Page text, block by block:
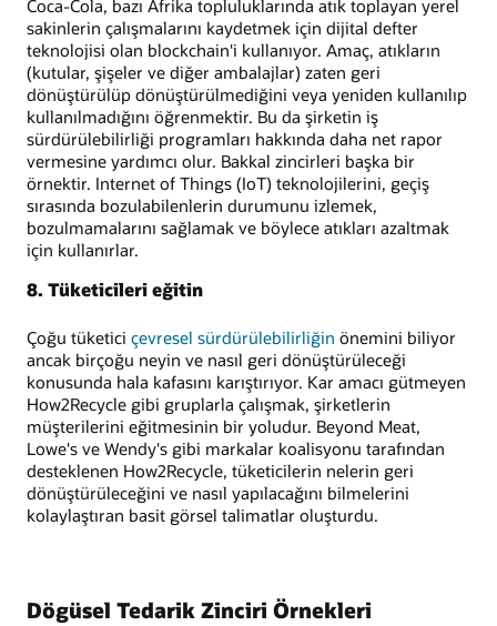
Coca-Cola, bazı Afrika topluluklarında atık toplayan yerel
sakinlerin çalışmalarını kaydetmek için dijital defter
teknolojisi olan blockchain'i kullanıyor. Amaç, atıkların
(kutular, şişeler ve diğer ambalajlar) zaten geri
dönüştürülüp dönüştürülmediğini veya yeniden kullanılıp
kullanılmadığını öğrenmektir. Bu da şirketin iş
sürdürülebilirliği programları hakkında daha net rapor
vermesine yardımcı olur. Bakkal zincirleri başka bir
örnektir. Internet of Things (IoT) teknolojilerini, geçiş
sırasında bozulabilenlerin durumunu izlemek,
bozulmamalarını sağlamak ve böylece atıkları azaltmak
için kullanırlar.
8. Tüketicileri eğitin
Çoğu tüketici çevresel sürdürülebilirliğin önemini biliyor
ancak birçoğu neyin ve nasıl geri dönüştürüleceği
konusunda hala kafasını karıştırıyor. Kar amacı gütmeyen
How2Recycle gibi gruplarla çalışmak, şirketlerin
müşterilerini eğitmesinin bir yoludur. Beyond Meat,
Lowe's ve Wendy's gibi markalar koalisyonu tarafından
desteklenen How2Recycle, tüketicilerin nelerin geri
dönüştürüleceğini ve nasıl yapılacağını bilmelerini
kolaylaştıran basit görsel talimatlar oluşturdu.
Dögüsel Tedarik Zinciri Örnekleri